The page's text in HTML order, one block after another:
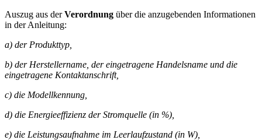
Auszug aus derVerordnung über die anzugebenden Informationen
in der Anleitung:
a) der Produkttyp,
b) der Herstellername, der eingetragene Handelsname und die
eingetragene Kontaktanschrift,
c) die Modellkennung,
d) die Energieeffizienz der Stromquelle (in %),
e) die Leistungsaufnahme im Leerlaufzustand (in W),